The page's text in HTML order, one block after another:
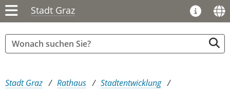
Stadt Graz
Sie sind hier:
Stadt Graz Rathaus
Stadtentwicklung